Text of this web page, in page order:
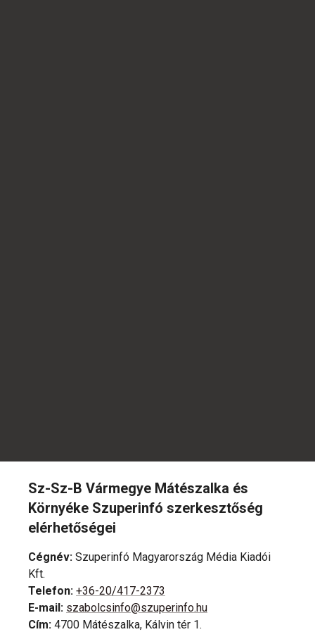
Sz-Sz-B Vármegye Mátészalka és
Környéke Szuperinfó szerkesztőség
elérhetőségei
Cégnév: Szuperinfó Magyarország Média Kiadói
Kft.
Telefon: +36-20/417-2373
E-mail: szabolcsinfo@szuperinfo.hu
Cím: 4700 Mátészalka, Kálvin tér 1.